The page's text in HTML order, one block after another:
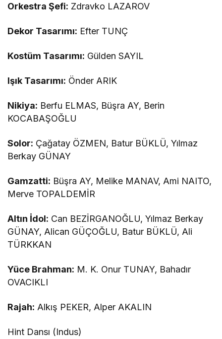
Orkestra Şefi: Zdravko LAZAROV
Dekor Tasarımı: Efter TUNÇ
Kostüm Tasarımı: Gülden SAYIL
Işık Tasarımı: Önder ARIK
Nikiya: Berfu ELMAS, Büşra AY, Berin
KOCABAŞOĞLU
Solor: Çağatay ÖZMEN, Batur BÜKLÜ, Yılmaz
Berkay GÜNAY
Gamzatti: Büşra AY, Melike MANAV, Ami NAITO,
Merve TOPALDEMİR
Altın İdol: Can BEZİRGANOĞLU, Yılmaz Berkay
GÜNAY, Alican GÜÇOĞLU, Batur BÜKLÜ, Ali
TÜRKKAN
Yüce Brahman: M. K. Onur TUNAY, Bahadır
OVACIKLI
Rajah: Alkış PEKER, Alper AKALIN
Hint Dansı (Indus)